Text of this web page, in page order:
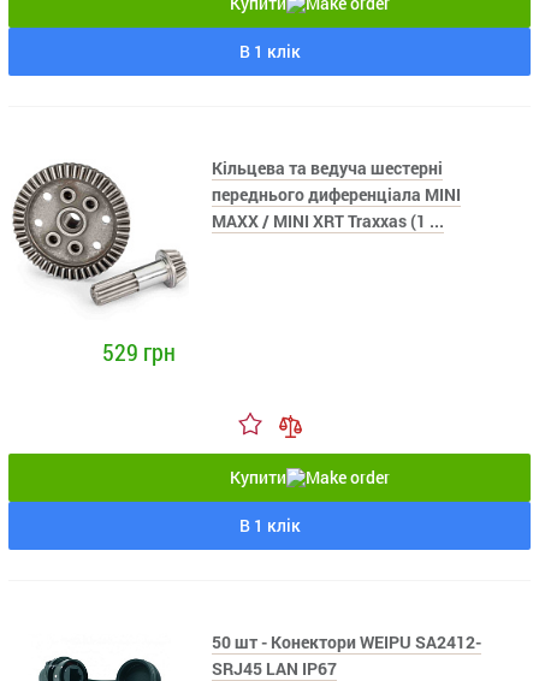
В 1 клік
Кільцева та ведуча шестерні
переднього диференціала MINI
MAXX / MINI XRT Traxxas (1 ...
529 грн
Купити
В 1 клік
50 шт - Конектори WEIPU SA2412-
SRJ45 LAN IP67